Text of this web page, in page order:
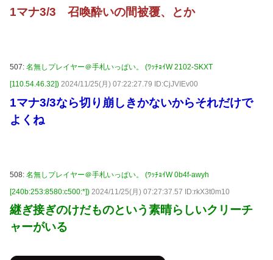
1マナ3/3 召喚酔いの間被覆、とか
507: 名無しプレイヤー＠手札いっぱい。 (ﾜｯﾁｮｲW 2102-SKXT
[110.54.46.32]) 2024/11/25(月) 07:22:27.79 ID:CjJVIEv00
1マナ3/3なら切り崩しきかないからそれだけで
よくね
508: 名無しプレイヤー＠手札いっぱい。 (ﾜｯﾁｮｲW 0b4f-awyh
[240b:253:8580:c500:*]) 2024/11/25(月) 07:27:37.57 ID:rkX3t0m10
継ぎ接ぎのけだものという素晴らしいクリーチ
ャーがいる